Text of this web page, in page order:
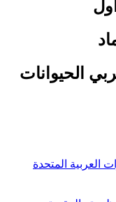
الحيوانات
العربية المتحدة